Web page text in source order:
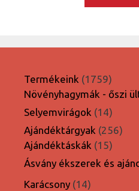
Termékeink 17591759
Növényhagymák - őszi
Selyemvirágok 1414
termék
Ajándéktárgyak 256256
Ajándéktáskák 1515
Ásvány ékszerek és
Karácsony 1414